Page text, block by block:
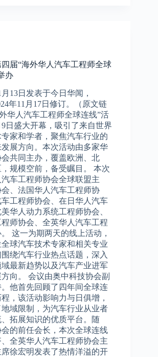
四届“海外华人汽车工程师全球
办
13日发表于今日华闻，
年11月17日修订。（原文链
华人汽车工程师全球连线”活
9日盛大开幕，吸引了来自世界
家和学者，聚焦汽车行业的
展方向。本次活动由多家华
会共同主办，覆盖欧洲、北
规模空前，备受瞩目。 本次
车工程师协会全球联盟主
、法国华人汽车工程师协
工程师协会、在日华人汽车
华人动力系统工程师协会、
师协会、全英华人汽车工程
这一为期两天的线上活动，
球汽车技术专家和相关专业
绕汽车行业热点话题，深入
最新趋势以及汽车产业进军
向。 会议由奥中科技协会副
他首先回顾了四年间全球连
，该活动影响力与日俱增，
域限制，为汽车行业从业者
拓展知识的优质平台。随
的前任会长，本次全球连线
全英华人汽车工程师协会主
徐宏明发表了热情洋溢的开